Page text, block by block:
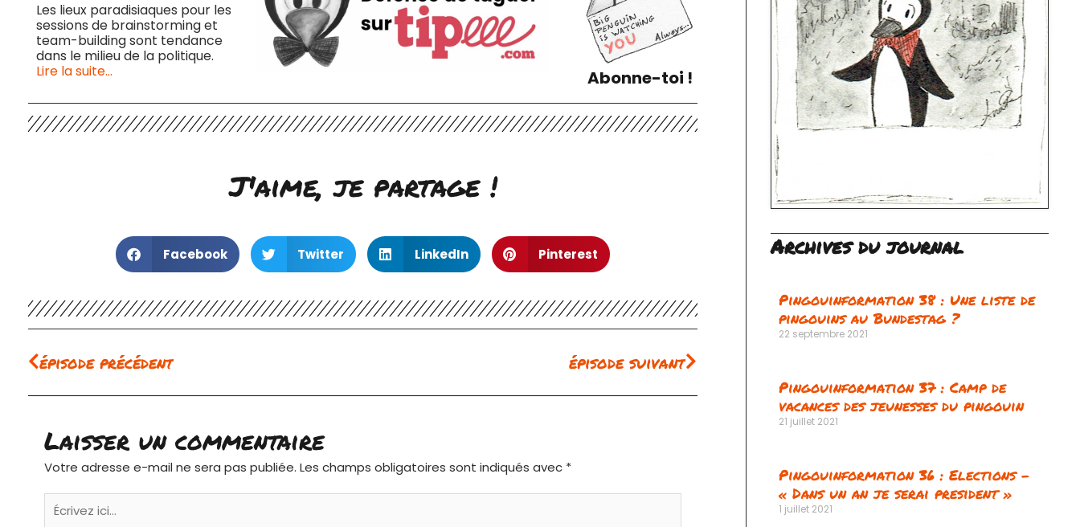
Les lieux paradisiaques pour les
sessions de brainstorming et
team-building sont tendance
dans le milieu de la politique.
Lire la suite…
Abonne-toi !
J'aime, je partage !
Facebook Twitter LinkedIn Pinterest
Précédent
épisode précédent épisode suivant
Suivant
Laisser un commentaire
Votre adresse e-mail ne sera pas publiée. Les champs obligatoires sont indiqués avec *
Écrivez
ici…
Archives du journal
Pingouinformation 38 : Une liste de
pingouins au Bundestag ?
22 septembre 2021
Pingouinformation 37 : Camp de
vacances des jeunesses du pingouin
21 juillet 2021
Pingouinformation 36 : Elections –
« Dans un an je serai president »
1 juillet 2021